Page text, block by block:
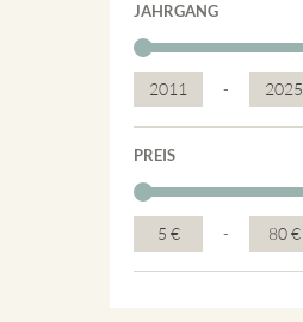
JAHRGANG
2011 - 2025
PREIS
5 € - 80 €